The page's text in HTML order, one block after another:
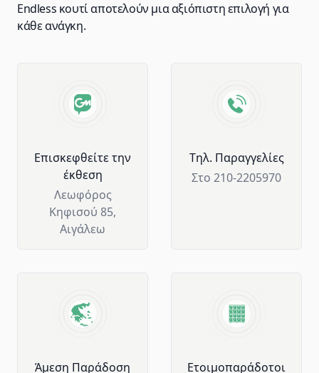
Endless κουτί αποτελούν μια αξιόπιστη επιλογή για
κάθε ανάγκη.
Επισκεφθείτε την
έκθεση
Λεωφόρος
Κηφισού 85,
Αιγάλεω
Tηλ. Παραγγελίες
Στο 210-2205970
Άμεση Παράδοση Ετοιμοπαράδοτοι